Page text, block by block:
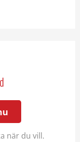
när du vill.